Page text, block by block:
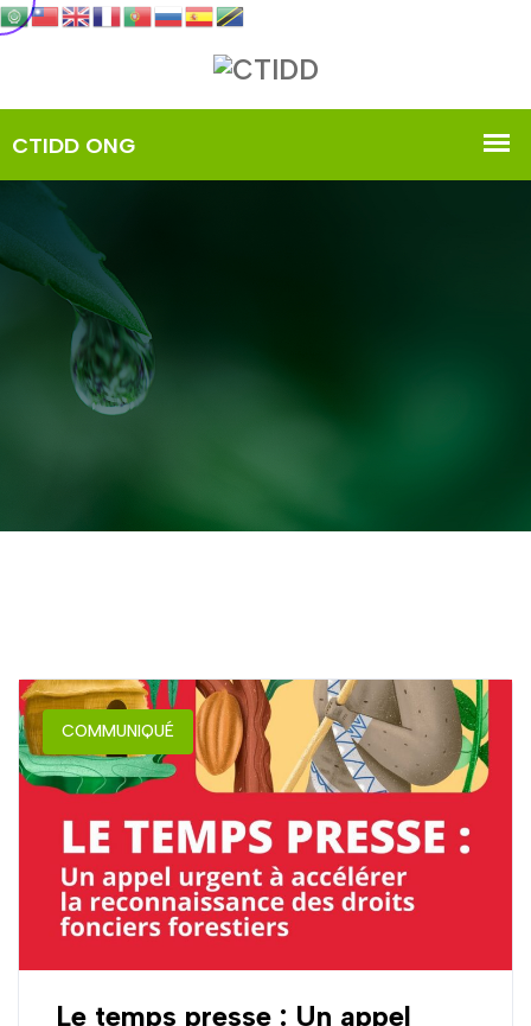
COMMUNIQUÉ
Le temps presse : Un appel